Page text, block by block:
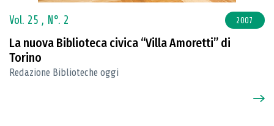
Vol. 25 , N°. 2 2007
La nuova Biblioteca civica “Villa Amoretti” di
Torino
Redazione Biblioteche oggi